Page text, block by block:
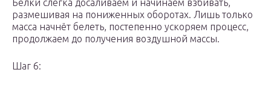
Белки слегка досаливаем и начинаем взбивать,
размешивая на пониженных оборотах. Лишь только
масса начнёт белеть, постепенно ускоряем процесс,
продолжаем до получения воздушной массы.
Шаг 6: